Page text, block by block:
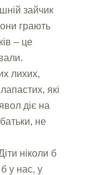
зайчик
грають
– це
лихих,
які
діє на
не
ніколи б
у нас, у